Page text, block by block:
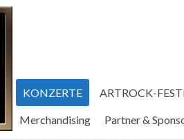
KONZERTE ARTROCK-
Merchandising Partner &